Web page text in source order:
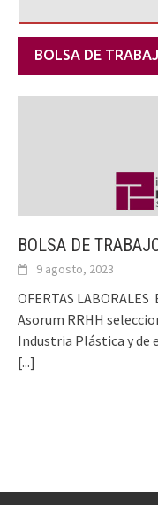
BOLSA DE
BOLSA DE
9 agosto, 2023
OFERTAS LABORALES
Asorum RRHH
Industria Plástica y de
[...]